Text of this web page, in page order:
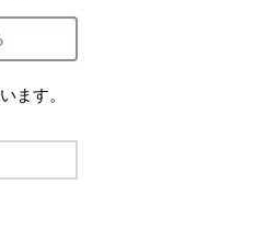
ます。